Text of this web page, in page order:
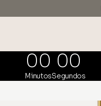
00
Minutos
00
Segundos